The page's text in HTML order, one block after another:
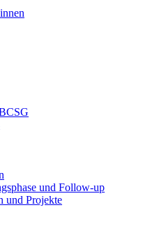
und Follow-up
und Projekte